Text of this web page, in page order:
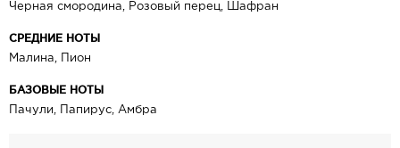
Черная смородина, Розовый перец, Шафран
СРЕДНИЕ НОТЫ
Малина, Пион
БАЗОВЫЕ НОТЫ
Пачули, Папирус, Амбра